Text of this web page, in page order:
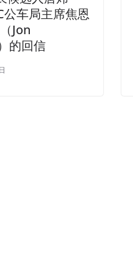
公车局主席焦恩
Jon
的回信